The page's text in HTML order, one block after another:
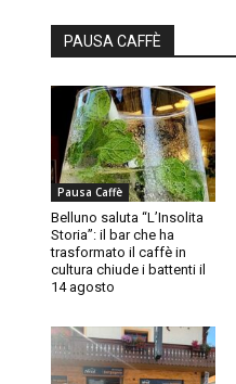
PAUSA CAFFÈ
Pausa Caffè
Belluno saluta “L’Insolita
Storia”: il bar che ha
trasformato il caffè in
cultura chiude i battenti il
14 agosto